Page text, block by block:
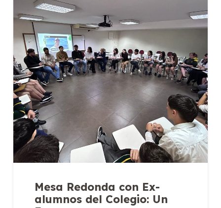
Mesa Redonda con Ex-
alumnos del Colegio: Un